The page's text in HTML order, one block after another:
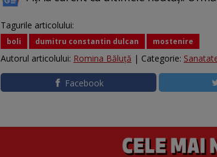
Tagurile articolului:
boli dumitru constantin dulcan mostenire
Autorul articolului: Romina Băluță | Categorie:
Facebook